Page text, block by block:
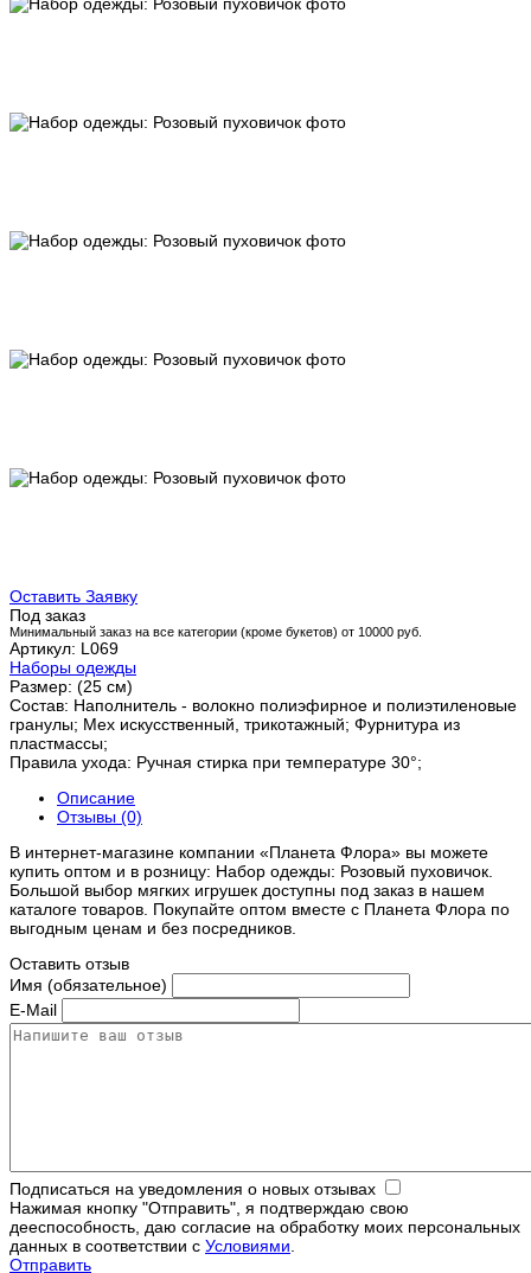
Оставить Заявку
Под заказ
Минимальный заказ на все категории (кроме букетов) от 10000 руб.
Артикул: L069
Наборы одежды
Размер: (25 см)
Состав: Наполнитель - волокно полиэфирное и полиэтиленовые
гранулы; Мех искусственный, трикотажный; Фурнитура из
пластмассы;
Правила ухода: Ручная стирка при температуре 30°;
Описание
Отзывы (0)
В интернет-магазине компании «Планета Флора» вы можете
купить оптом и в розницу: Набор одежды: Розовый пуховичок.
Большой выбор мягких игрушек доступны под заказ в нашем
каталоге товаров. Покупайте оптом вместе с Планета Флора по
выгодным ценам и без посредников.
Оставить отзыв
Имя (обязательное)
E-Mail
Подписаться на уведомления о новых отзывах
Нажимая кнопку "Отправить", я подтверждаю свою
дееспособность, даю согласие на обработку моих персональных
данных в соответствии с Условиями.
Отправить